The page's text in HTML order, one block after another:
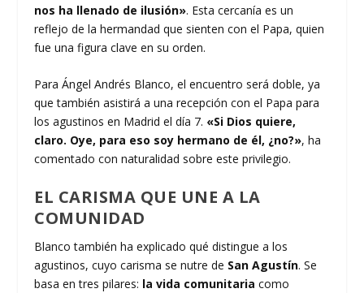
nos ha llenado de ilusión». Esta cercanía es un
reflejo de la hermandad que sienten con el Papa, quien
fue una figura clave en su orden.
Para Ángel Andrés Blanco, el encuentro será doble, ya
que también asistirá a una recepción con el Papa para
los agustinos en Madrid el día 7. «Si Dios quiere,
claro. Oye, para eso soy hermano de él, ¿no?», ha
comentado con naturalidad sobre este privilegio.
EL CARISMA QUE UNE A LA
COMUNIDAD
Blanco también ha explicado qué distingue a los
agustinos, cuyo carisma se nutre de San Agustín. Se
basa en tres pilares: la vida comunitaria como